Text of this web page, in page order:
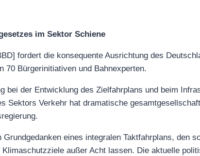
im Sektor Schiene
fordert die konsequente Ausrichtung des
70 Bürgerinitiativen und Bahnexperten.
bei der Entwicklung des Zielfahrplans und beim
Sektors Verkehr hat dramatische
eines integralen Taktfahrplans, den
außer Acht lassen. Die aktuelle